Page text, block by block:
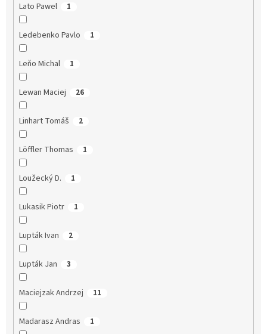
Lato Pawel 1
Ledebenko Pavlo 1
Leňo Michal 1
Lewan Maciej 26
Linhart Tomáš 2
Löffler Thomas 1
Loužecký D. 1
Lukasik Piotr 1
Lupták Ivan 2
Lupták Jan 3
Maciejzak Andrzej 11
Madarasz Andras 1